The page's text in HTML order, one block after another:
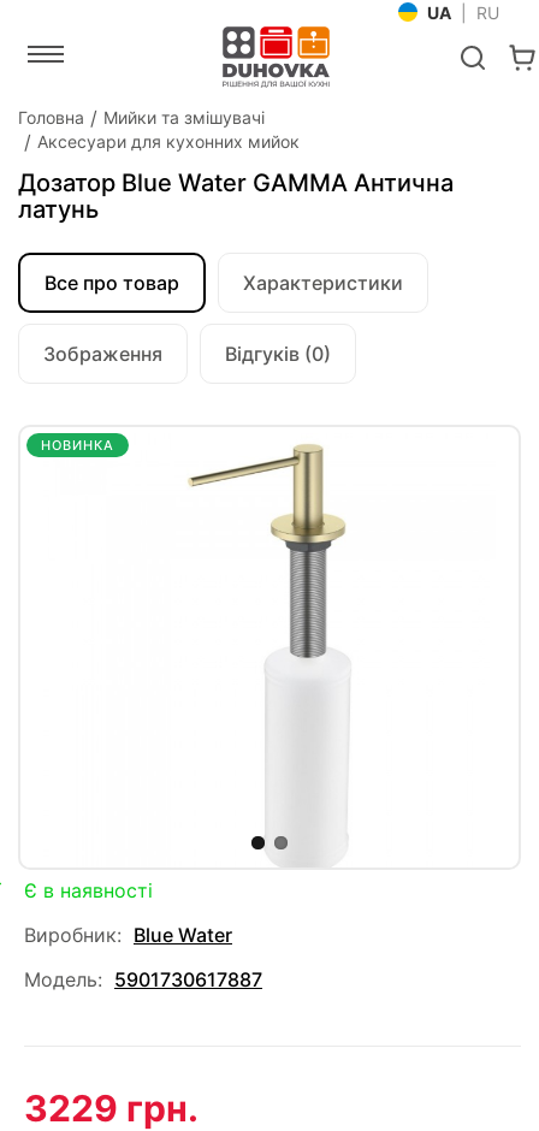
UA RU
Головна
Мийки та змішувачі
Аксесуари для кухонних мийок
Дозатор Blue Water GAMMA Антична
латунь
Все про товар Характеристики
Зображення Відгуків (0)
НОВИНКА
Є в наявності
Виробник: Blue Water
Модель: 5901730617887
3229 грн.